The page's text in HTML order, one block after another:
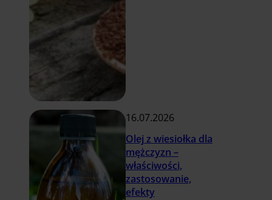
16.07.2026
Olej z wiesiołka dla
mężczyzn –
właściwości,
zastosowanie,
efekty